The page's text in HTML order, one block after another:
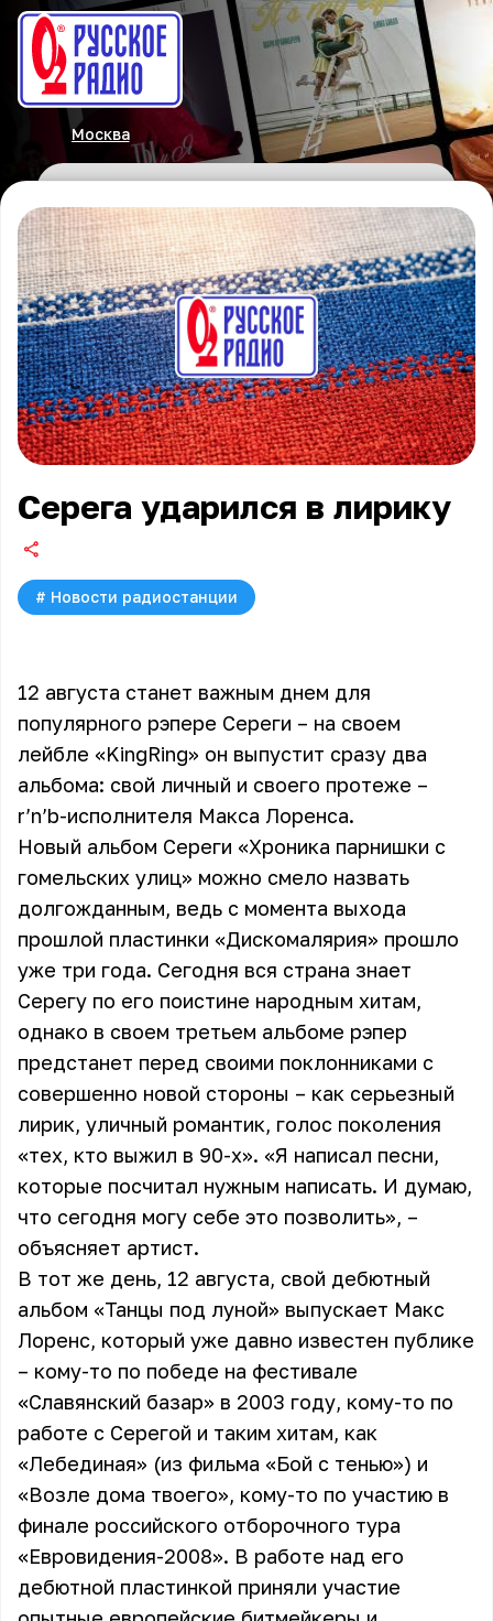
Москва
Серега ударился в лирику
# Новости радиостанции
12 августа станет важным днем для
популярного рэпере Сереги – на своем
лейбле «KingRing» он выпустит сразу два
альбома: свой личный и своего протеже –
r’n’b-исполнителя Макса Лоренса.
Новый альбом Сереги «Хроника парнишки с
гомельских улиц» можно смело назвать
долгожданным, ведь с момента выхода
прошлой пластинки «Дискомалярия» прошло
уже три года. Сегодня вся страна знает
Серегу по его поистине народным хитам,
однако в своем третьем альбоме рэпер
предстанет перед своими поклонниками с
совершенно новой стороны – как серьезный
лирик, уличный романтик, голос поколения
«тех, кто выжил в 90-х». «Я написал песни,
которые посчитал нужным написать. И думаю,
что сегодня могу себе это позволить», –
объясняет артист.
В тот же день, 12 августа, свой дебютный
альбом «Танцы под луной» выпускает Макс
Лоренс, который уже давно известен публике
– кому-то по победе на фестивале
«Славянский базар» в 2003 году, кому-то по
работе с Серегой и таким хитам, как
«Лебединая» (из фильма «Бой с тенью») и
«Возле дома твоего», кому-то по участию в
финале российского отборочного тура
«Евровидения-2008». В работе над его
дебютной пластинкой приняли участие